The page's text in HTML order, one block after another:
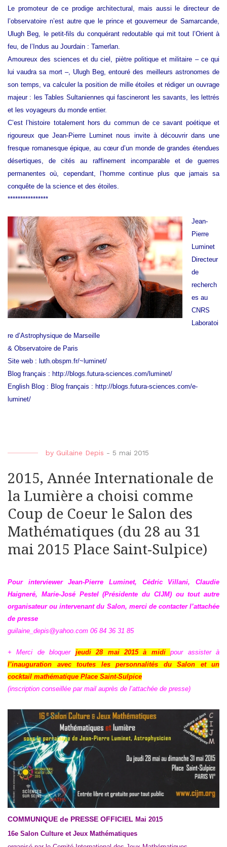
Le promoteur de ce prodige architectural, mais aussi le directeur de
l’observatoire n’est autre que le prince et gouverneur de Samarcande,
Ulugh Beg, le petit-fils du conquérant redoutable qui mit tout l’Orient à
feu, de l’Indus au Jourdain : Tamerlan.
Amoureux des sciences et du ciel, piètre politique et militaire – ce qui
lui vaudra sa mort –, Ulugh Beg, entouré des meilleurs astronomes de
son temps, va calculer la position de mille étoiles et rédiger un ouvrage
majeur : les Tables Sultaniennes qui fascineront les savants, les lettrés
et les voyageurs du monde entier.
C’est l’histoire totalement hors du commun de ce savant poétique et
rigoureux que Jean-Pierre Luminet nous invite à découvrir dans une
fresque romanesque épique, au cœur d’un monde de grandes étendues
désertiques, de cités au raffinement incomparable et de guerres
permanentes où, cependant, l’homme continue plus que jamais sa
conquête de la science et des étoiles.
****************
Jean-
Pierre
Luminet
Directeur
de
recherch
es au
CNRS
Laboratoi
re d’Astrophysique de Marseille
& Observatoire de Paris
Site web : luth.obspm.fr/~luminet/
Blog français : http://blogs.futura-sciences.com/luminet/
English Blog : Blog français : http://blogs.futura-sciences.com/e-
luminet/
by Guilaine Depis - 5 mai 2015
2015, Année Internationale de
la Lumière a choisi comme
Coup de Coeur le Salon des
Mathématiques (du 28 au 31
mai 2015 Place Saint-Sulpice)
Pour interviewer Jean-Pierre Luminet, Cédric Villani, Claudie
Haigneré, Marie-José Pestel (Présidente du CIJM) ou tout autre
organisateur ou intervenant du Salon, merci de contacter l’attachée
de presse
guilaine_depis@yahoo.com 06 84 36 31 85
+ Merci de bloquer jeudi 28 mai 2015 à midipour assister à
l’inauguration avec toutes les personnalités du Salon et un
cocktail mathématique Place Saint-Sulpice
(inscription conseillée par mail auprès de l’attachée de presse)
COMMUNIQUE de PRESSE OFFICIEL Mai 2015
16e Salon Culture et Jeux Mathématiques